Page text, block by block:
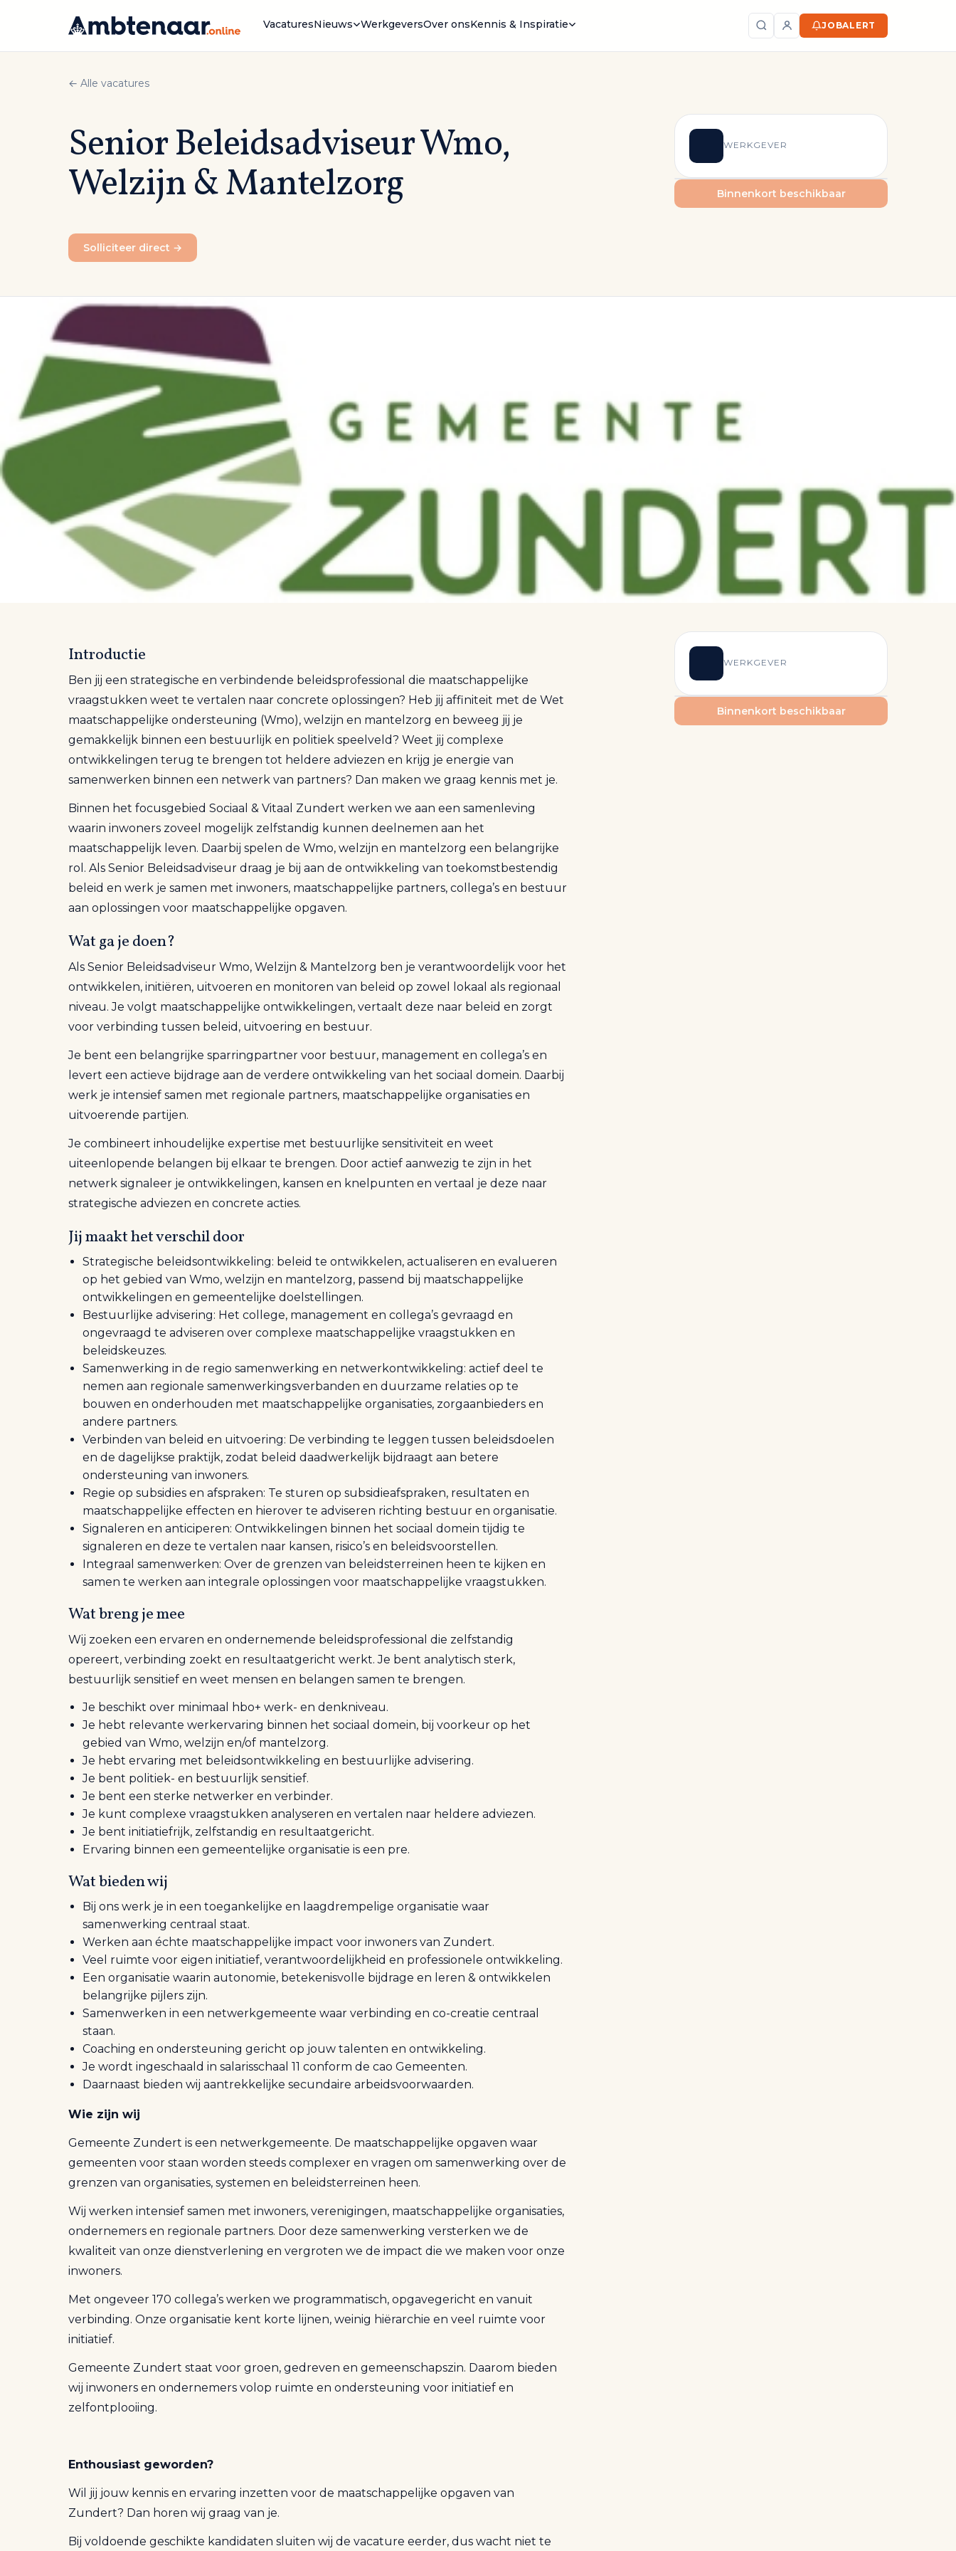
VacaturesNieuws WerkgeversOver onsKennis & Inspiratie JOBALERT
← Alle vacatures
Senior Beleidsadviseur Wmo,
Welzijn & Mantelzorg
Solliciteer direct →
WERKGEVER
Binnenkort beschikbaar
Introductie
Ben jij een strategische en verbindende beleidsprofessional die maatschappelijke
vraagstukken weet te vertalen naar concrete oplossingen? Heb jij affiniteit met de Wet
maatschappelijke ondersteuning (Wmo), welzijn en mantelzorg en beweeg jij je
gemakkelijk binnen een bestuurlijk en politiek speelveld? Weet jij complexe
ontwikkelingen terug te brengen tot heldere adviezen en krijg je energie van
samenwerken binnen een netwerk van partners? Dan maken we graag kennis met je.
Binnen het focusgebied Sociaal & Vitaal Zundert werken we aan een samenleving
waarin inwoners zoveel mogelijk zelfstandig kunnen deelnemen aan het
maatschappelijk leven. Daarbij spelen de Wmo, welzijn en mantelzorg een belangrijke
rol. Als Senior Beleidsadviseur draag je bij aan de ontwikkeling van toekomstbestendig
beleid en werk je samen met inwoners, maatschappelijke partners, collega’s en bestuur
aan oplossingen voor maatschappelijke opgaven.
Wat ga je doen?
Als Senior Beleidsadviseur Wmo, Welzijn & Mantelzorg ben je verantwoordelijk voor het
ontwikkelen, initiëren, uitvoeren en monitoren van beleid op zowel lokaal als regionaal
niveau. Je volgt maatschappelijke ontwikkelingen, vertaalt deze naar beleid en zorgt
voor verbinding tussen beleid, uitvoering en bestuur.
Je bent een belangrijke sparringpartner voor bestuur, management en collega’s en
levert een actieve bijdrage aan de verdere ontwikkeling van het sociaal domein. Daarbij
werk je intensief samen met regionale partners, maatschappelijke organisaties en
uitvoerende partijen.
Je combineert inhoudelijke expertise met bestuurlijke sensitiviteit en weet
uiteenlopende belangen bij elkaar te brengen. Door actief aanwezig te zijn in het
netwerk signaleer je ontwikkelingen, kansen en knelpunten en vertaal je deze naar
strategische adviezen en concrete acties.
Jij maakt het verschil door
Strategische beleidsontwikkeling: beleid te ontwikkelen, actualiseren en evalueren
op het gebied van Wmo, welzijn en mantelzorg, passend bij maatschappelijke
ontwikkelingen en gemeentelijke doelstellingen.
Bestuurlijke advisering: Het college, management en collega’s gevraagd en
ongevraagd te adviseren over complexe maatschappelijke vraagstukken en
beleidskeuzes.
Samenwerking in de regio samenwerking en netwerkontwikkeling: actief deel te
nemen aan regionale samenwerkingsverbanden en duurzame relaties op te
bouwen en onderhouden met maatschappelijke organisaties, zorgaanbieders en
andere partners.
Verbinden van beleid en uitvoering: De verbinding te leggen tussen beleidsdoelen
en de dagelijkse praktijk, zodat beleid daadwerkelijk bijdraagt aan betere
ondersteuning van inwoners.
Regie op subsidies en afspraken: Te sturen op subsidieafspraken, resultaten en
maatschappelijke effecten en hierover te adviseren richting bestuur en organisatie.
Signaleren en anticiperen: Ontwikkelingen binnen het sociaal domein tijdig te
signaleren en deze te vertalen naar kansen, risico’s en beleidsvoorstellen.
Integraal samenwerken: Over de grenzen van beleidsterreinen heen te kijken en
samen te werken aan integrale oplossingen voor maatschappelijke vraagstukken.
Wat breng je mee
Wij zoeken een ervaren en ondernemende beleidsprofessional die zelfstandig
opereert, verbinding zoekt en resultaatgericht werkt. Je bent analytisch sterk,
bestuurlijk sensitief en weet mensen en belangen samen te brengen.
Je beschikt over minimaal hbo+ werk- en denkniveau.
Je hebt relevante werkervaring binnen het sociaal domein, bij voorkeur op het
gebied van Wmo, welzijn en/of mantelzorg.
Je hebt ervaring met beleidsontwikkeling en bestuurlijke advisering.
Je bent politiek- en bestuurlijk sensitief.
Je bent een sterke netwerker en verbinder.
Je kunt complexe vraagstukken analyseren en vertalen naar heldere adviezen.
Je bent initiatiefrijk, zelfstandig en resultaatgericht.
Ervaring binnen een gemeentelijke organisatie is een pre.
Wat bieden wij
Bij ons werk je in een toegankelijke en laagdrempelige organisatie waar
samenwerking centraal staat.
Werken aan échte maatschappelijke impact voor inwoners van Zundert.
Veel ruimte voor eigen initiatief, verantwoordelijkheid en professionele ontwikkeling.
Een organisatie waarin autonomie, betekenisvolle bijdrage en leren & ontwikkelen
belangrijke pijlers zijn.
Samenwerken in een netwerkgemeente waar verbinding en co-creatie centraal
staan.
Coaching en ondersteuning gericht op jouw talenten en ontwikkeling.
Je wordt ingeschaald in salarisschaal 11 conform de cao Gemeenten.
Daarnaast bieden wij aantrekkelijke secundaire arbeidsvoorwaarden.
Wie zijn wij
Gemeente Zundert is een netwerkgemeente. De maatschappelijke opgaven waar
gemeenten voor staan worden steeds complexer en vragen om samenwerking over de
grenzen van organisaties, systemen en beleidsterreinen heen.
Wij werken intensief samen met inwoners, verenigingen, maatschappelijke organisaties,
ondernemers en regionale partners. Door deze samenwerking versterken we de
kwaliteit van onze dienstverlening en vergroten we de impact die we maken voor onze
inwoners.
Met ongeveer 170 collega’s werken we programmatisch, opgavegericht en vanuit
verbinding. Onze organisatie kent korte lijnen, weinig hiërarchie en veel ruimte voor
initiatief.
Gemeente Zundert staat voor groen, gedreven en gemeenschapszin. Daarom bieden
wij inwoners en ondernemers volop ruimte en ondersteuning voor initiatief en
zelfontplooiing.
Enthousiast geworden?
Wil jij jouw kennis en ervaring inzetten voor de maatschappelijke opgaven van
Zundert? Dan horen wij graag van je.
Bij voldoende geschikte kandidaten sluiten wij de vacature eerder, dus wacht niet te
WERKGEVER
Binnenkort beschikbaar